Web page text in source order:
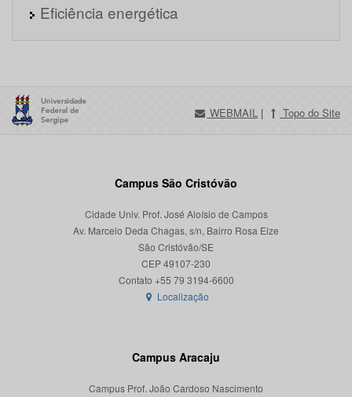
Eficiência energética
WEBMAIL | Topo do Site
Campus São Cristóvão
Cidade Univ. Prof. José Aloísio de Campos
Av. Marcelo Deda Chagas, s/n, Bairro Rosa Elze
São Cristóvão/SE
CEP 49107-230
Localização
Campus Aracaju
Campus Prof. João Cardoso Nascimento